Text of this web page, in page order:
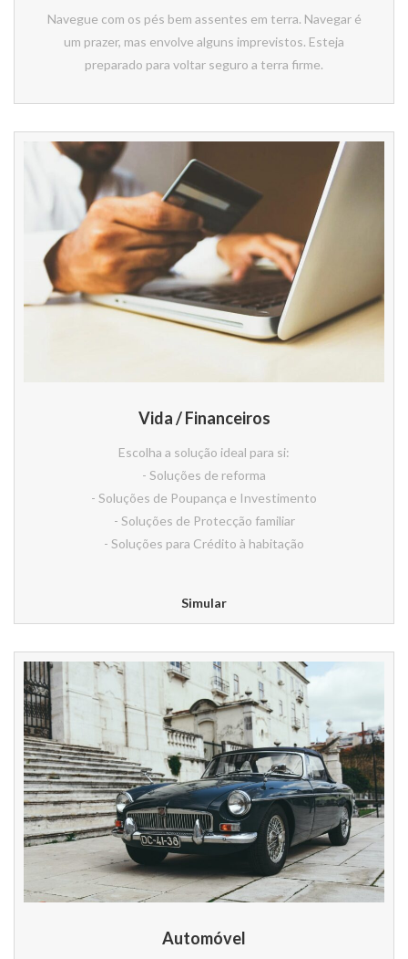
Navegue com os pés bem assentes em terra. Navegar é
um prazer, mas envolve alguns imprevistos. Esteja
preparado para voltar seguro a terra firme.
Vida / Financeiros
Escolha a solução ideal para si:
- Soluções de reforma
- Soluções de Poupança e Investimento
- Soluções de Protecção familiar
- Soluções para Crédito à habitação
Simular
Automóvel